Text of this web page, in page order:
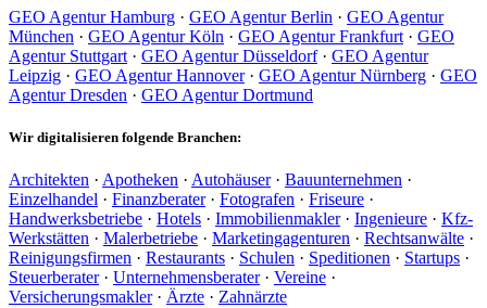
GEO Agentur Hamburg · GEO Agentur Berlin · GEO Agentur
München · GEO Agentur Köln · GEO Agentur Frankfurt · GEO
Agentur Stuttgart · GEO Agentur Düsseldorf· GEO Agentur
Leipzig · GEO Agentur Hannover· GEO Agentur Nürnberg · GEO
Agentur Dresden · GEO Agentur Dortmund
Wir digitalisieren folgende Branchen:
Architekten · Apotheken · Autohäuser· Bauunternehmen ·
Einzelhandel · Finanzberater· Fotografen · Friseure ·
Handwerksbetriebe · Hotels · Immobilienmakler· Ingenieure · Kfz-
Werkstätten · Malerbetriebe · Marketingagenturen · Rechtsanwälte ·
Reinigungsfirmen · Restaurants · Schulen · Speditionen · Startups ·
Steuerberater· Unternehmensberater· Vereine ·
Versicherungsmakler· Ärzte · Zahnärzte